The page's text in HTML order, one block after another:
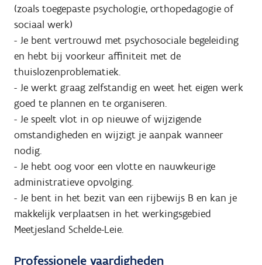
(zoals toegepaste psychologie, orthopedagogie of
sociaal werk)
- Je bent vertrouwd met psychosociale begeleiding
en hebt bij voorkeur affiniteit met de
thuislozenproblematiek.
- Je werkt graag zelfstandig en weet het eigen werk
goed te plannen en te organiseren.
- Je speelt vlot in op nieuwe of wijzigende
omstandigheden en wijzigt je aanpak wanneer
nodig.
- Je hebt oog voor een vlotte en nauwkeurige
administratieve opvolging.
- Je bent in het bezit van een rijbewijs B en kan je
makkelijk verplaatsen in het werkingsgebied
Meetjesland Schelde-Leie.
Professionele vaardigheden